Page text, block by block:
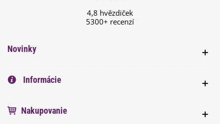
4,8 hvězdiček
5300+ recenzí
Novinky
Informácie
Nakupovanie